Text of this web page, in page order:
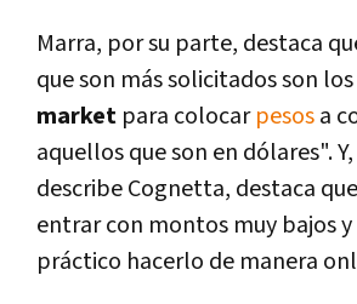
Marra, por su parte, destaca
que son más solicitados son los
market para colocarpesosa
aquellos que son en dólares".
describe Cognetta, destaca
entrar con montos muy bajos y
práctico hacerlo de manera